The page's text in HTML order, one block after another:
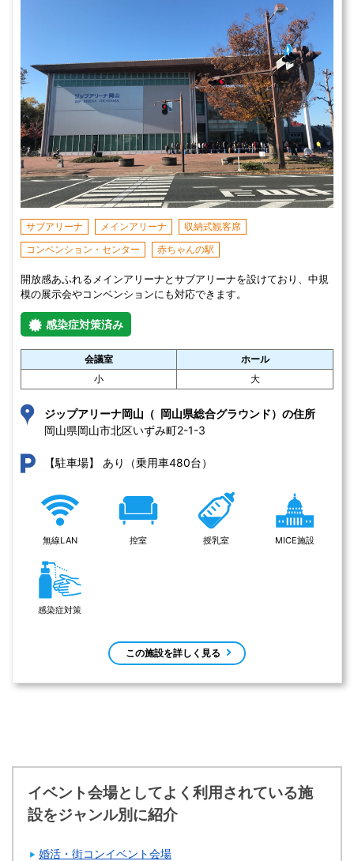
サブアリーナ メインアリーナ
収納式観客席
コンベンション・センター
赤ちゃんの駅
開放感あふれるメインアリーナとサブアリーナを設けており、中規
模の展示会やコンベンションにも対応できます。
感染症対策済み
会議室
ホール
小
大
ジップアリーナ岡山（ 岡山県総合グラウンド）の住所
岡山県岡山市北区いずみ町2-1-3
【駐車場】 あり（乗用車480台）
無線LAN 控室 授乳室 MICE施設
感染症対策
この施設を詳しく見る
イベント会場としてよく利用されている施
設をジャンル別に紹介
婚活・街コンイベント会場